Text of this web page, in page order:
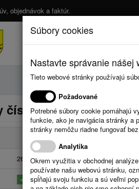
objednávok a faktúr.
26FV01010007590
Súbory cookies
Nastavte správanie
Tieto webové stránky používajú
Požadované
Potrebné súbory cookie pomáhajú
funkcie, ako je navigácia stránky a
stránky nemôžu riadne fungovať
Analytika
Okrem využitia v obchodnej
používate našu webovú stránku,
spĺňajú svoju funkciu a sú veľmi